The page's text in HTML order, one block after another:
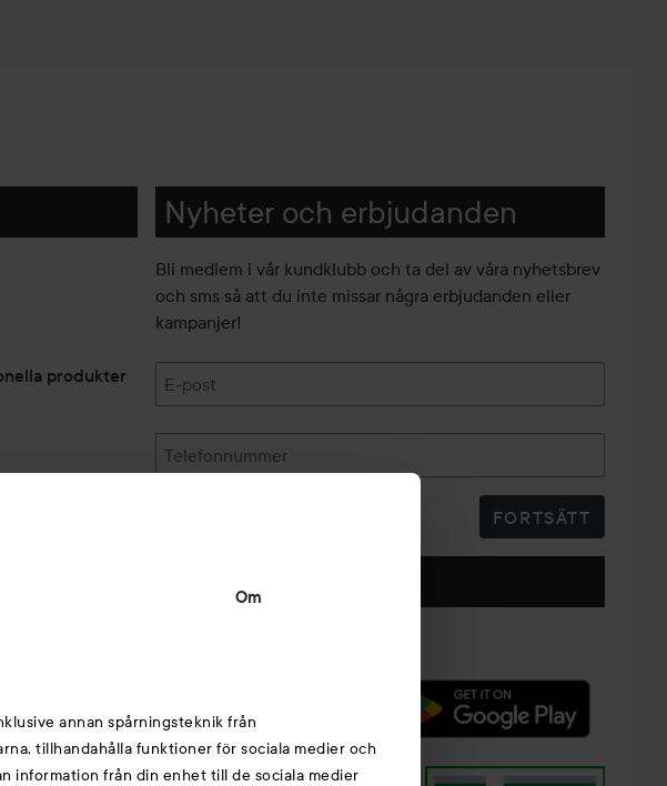
Om
annan spårningsteknik från
tillhandahålla funktioner för sociala medier och
information från din enhet till de sociala medier
produkter
Nyheter och erbjudanden
Bli medlem i vår kundklubb och ta del av våra nyhetsbrev
och sms så att du inte missar några erbjudanden eller
kampanjer!
E-post
Telefonnummer
FORTSÄTT
Följ oss